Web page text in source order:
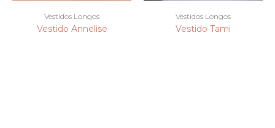
Vestidos Longos
Vestido Annelise
Vestidos Longos
Vestido Tami